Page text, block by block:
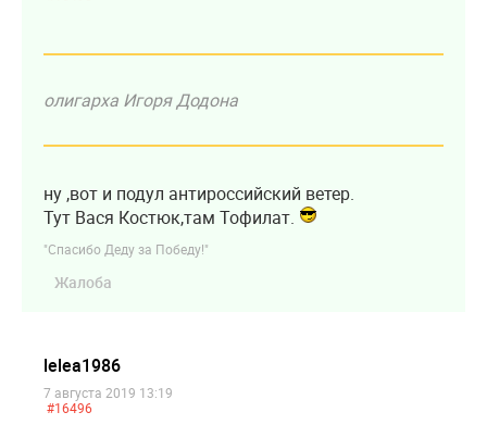
олигарха Игоря Додона
ну ,вот и подул антироссийский ветер.
Тут Вася Костюк,там Тофилат.
"Спасибо Деду за Победу!"
Жалоба
lelea1986
7 августа 2019 13:19
#16496